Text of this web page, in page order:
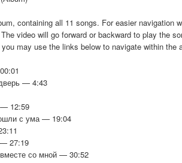
containing all 11 songs. For easier navigation
video will go forward or backward to play the
may use the links below to navigate within the
— 4:43
— 12:59
с ума — 19:04
27:19
со мной — 30:52